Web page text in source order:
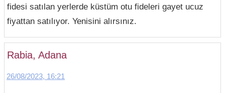
fidesi satılan yerlerde küstüm otu fideleri gayet ucuz
fiyattan satılıyor. Yenisini alırsınız.
Rabia, Adana
26/08/2023, 16:21